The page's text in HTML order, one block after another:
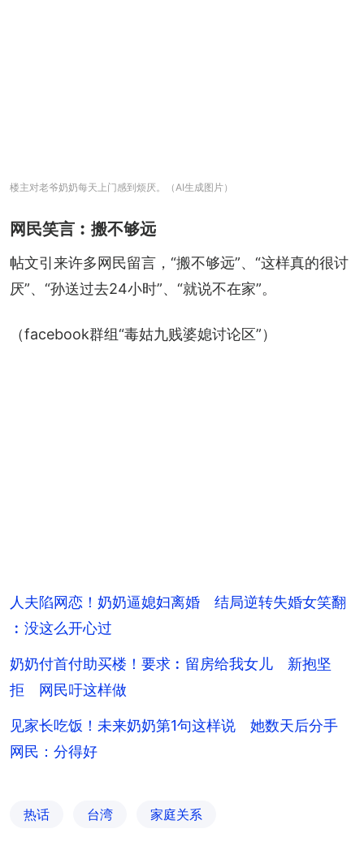
楼主对老爷奶奶每天上门感到烦厌。（AI生成图片）
网民笑言︰搬不够远
帖文引来许多网民留言，“搬不够远”、“这样真的很讨
厌”、“孙送过去24小时”、“就说不在家”。
（facebook群组“毒姑九贱婆媳讨论区”）
人夫陷网恋！奶奶逼媳妇离婚 结局逆转失婚女笑翻
︰没这么开心过
奶奶付首付助买楼！要求︰留房给我女儿 新抱坚
拒 网民吁这样做
见家长吃饭！未来奶奶第1句这样说 她数天后分手
网民：分得好
热话 台湾 家庭关系